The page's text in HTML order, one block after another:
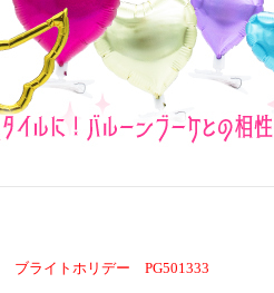
ブライトホリデー PG501333